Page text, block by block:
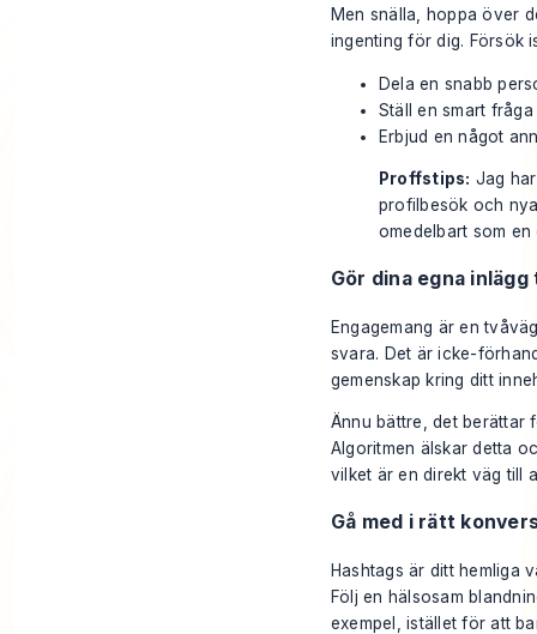
Men snälla, hoppa över
ingenting för dig. Försök
Dela en snabb
Ställ en smart
Erbjud en något
Proffstips: Jag
profilbesök och
omedelbart som
Gör dina egna
Engagemang är en
svara. Det är icke-
gemenskap kring ditt
Ännu bättre, det berättar
Algoritmen älskar detta
vilket är en direkt väg till
Gå med i rätt
Hashtags är ditt hemliga
Följ en hälsosam
exempel, istället för att